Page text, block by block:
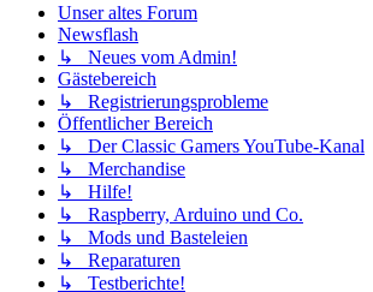
Unser altes Forum
Newsflash
↳ Neues vom Admin!
Gästebereich
↳ Registrierungsprobleme
Öffentlicher Bereich
↳ Der Classic Gamers YouTube-Kanal
↳ Merchandise
↳ Hilfe!
↳ Raspberry, Arduino und Co.
↳ Mods und Basteleien
↳ Reparaturen
↳ Testberichte!